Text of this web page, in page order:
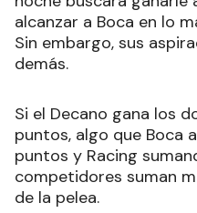
alcanzar a Boca en lo
Sin embargo, sus
demás.
Si el Decano gana los
puntos, algo que Boca
puntos y Racing
competidores suman
de la pelea.